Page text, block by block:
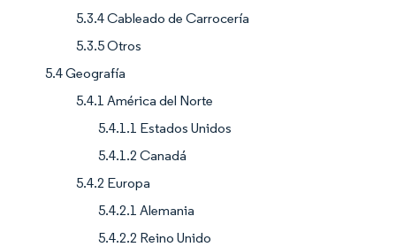
5.3.4 Cableado de Carrocería
5.3.5 Otros
5.4 Geografía
5.4.1 América del Norte
5.4.1.1 Estados Unidos
5.4.1.2 Canadá
5.4.2 Europa
5.4.2.1 Alemania
5.4.2.2 Reino Unido